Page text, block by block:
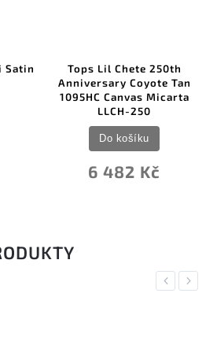
Satin
Tops Lil Chete 250th
Anniversary Coyote Tan
1095HC Canvas Micarta
LLCH-250
6 482 Kč
Do košíku
Previous
Next